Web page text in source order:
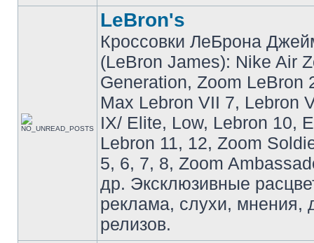
LeBron's
Кроссовки ЛеБрона
(LeBron James): Nike Air
Generation, Zoom LeBron
Max Lebron VII 7, Lebron
IX/ Elite, Low, Lebron 10,
Lebron 11, 12, Zoom
5, 6, 7, 8, Zoom
др. Эксклюзивные
реклама, слухи, мнения,
релизов.